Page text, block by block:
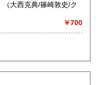
￥700